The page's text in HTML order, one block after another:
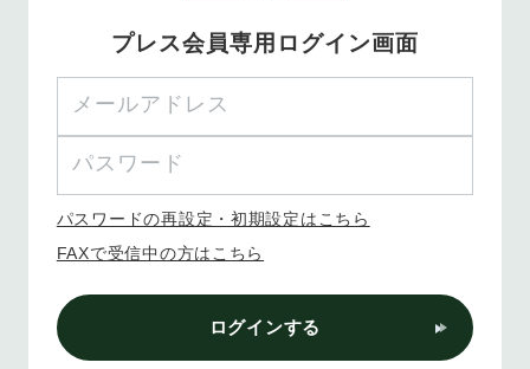
プレス会員専用ログイン画面
パスワードの再設定・初期設定はこちら
FAXで受信中の方はこちら
ログインする